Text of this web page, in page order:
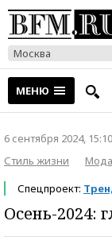
Москва
МЕНЮ
6 сентября 2024, 15:10
Стиль жизни
Мода
Спецпроект:
Осень-2024: